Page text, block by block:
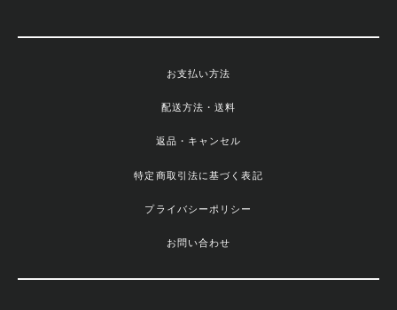
お支払い方法
配送方法・送料
返品・キャンセル
特定商取引法に基づく表記
プライバシーポリシー
お問い合わせ